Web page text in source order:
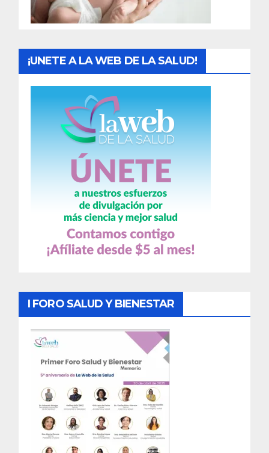
¡UNETE A LA WEB DE LA SALUD!
I FORO SALUD Y BIENESTAR